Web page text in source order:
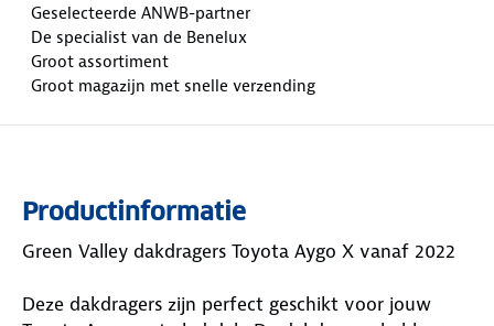
Geselecteerde ANWB-partner
De specialist van de Benelux
Groot assortiment
Groot magazijn met snelle verzending
Productinformatie
Green Valley dakdragers Toyota Aygo X vanaf 2022
Deze dakdragers zijn perfect geschikt voor jouw